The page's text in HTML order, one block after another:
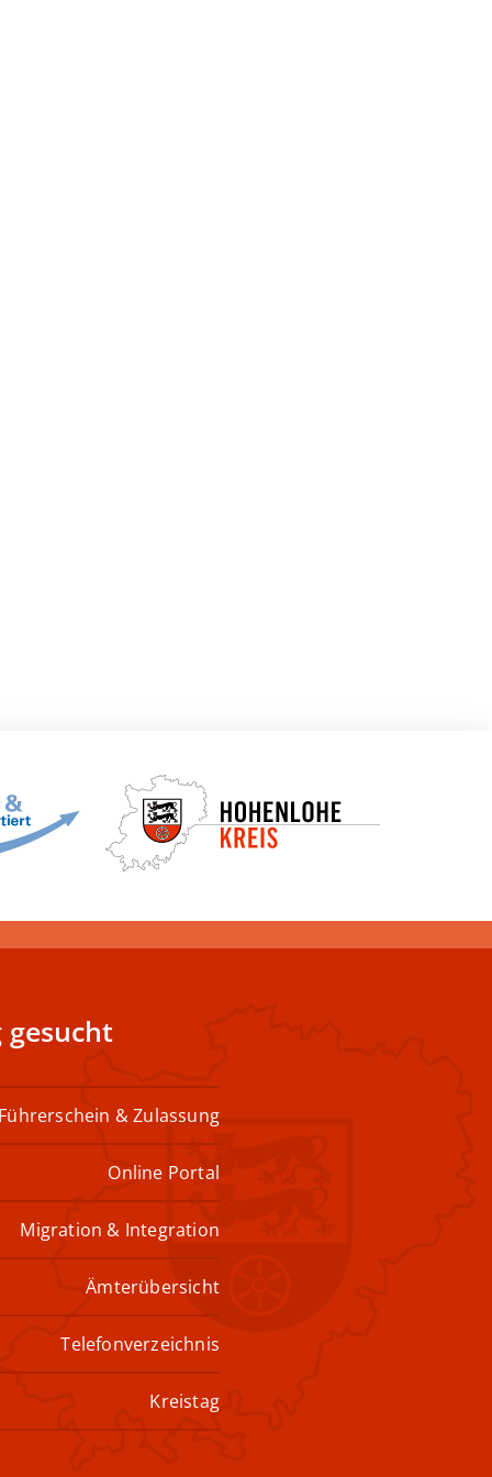
gesucht
Führerschein & Zulassung
Online Portal
Migration & Integration
Ämterübersicht
Telefonverzeichnis
Kreistag